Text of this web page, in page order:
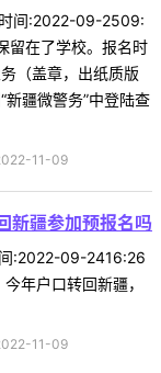
间:2022-09-2509:
留在了学校。报名时
（盖章，出纸质版
疆微警务”中登陆查
11-09
新疆参加预报名吗
:2022-09-2416:26
年户口转回新疆，
11-09